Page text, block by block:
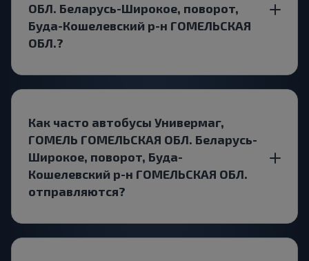
ОБЛ. Беларусь-Широкое, поворот,
Буда-Кошелевский р-н ГОМЕЛЬСКАЯ
ОБЛ.?
Как часто автобусы Универмаг,
ГОМЕЛЬ ГОМЕЛЬСКАЯ ОБЛ. Беларусь-
Широкое, поворот, Буда-
Кошелевский р-н ГОМЕЛЬСКАЯ ОБЛ.
отправляются?